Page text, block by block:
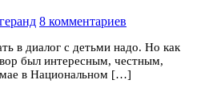
8 комментариев
в диалог с детьми надо. Но как
был интересным, честным,
в Национальном […]